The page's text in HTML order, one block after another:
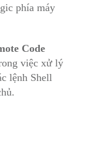
phía máy
Code
việc xử lý
lệnh Shell